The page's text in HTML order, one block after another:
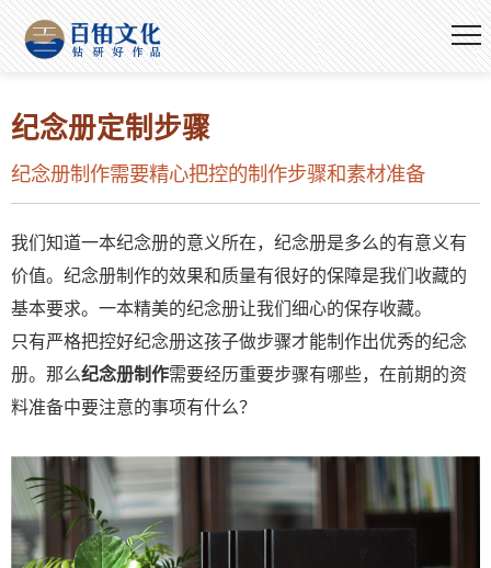
纪念册定制步骤
纪念册制作需要精心把控的制作步骤和素材准备
我们知道一本纪念册的意义所在，纪念册是多么的有意义有
价值。纪念册制作的效果和质量有很好的保障是我们收藏的
基本要求。一本精美的纪念册让我们细心的保存收藏。
只有严格把控好纪念册这孩子做步骤才能制作出优秀的纪念
册。那么纪念册制作需要经历重要步骤有哪些，在前期的资
料准备中要注意的事项有什么？